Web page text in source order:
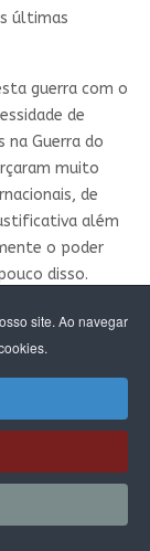
site. Ao navegar
últimas
guerra com o
de
Guerra do
muito
de
além
o poder
disso.
EM QUE A
EM SEUS
ORDEM LIBERAL.
não